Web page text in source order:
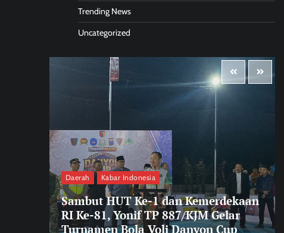
Trending News
Uncategorized
Daerah Kabar Indonesia
Sambut HUT Ke-1 dan Kemerdekaan
RI Ke-81, Yonif TP 887/KJM Gelar
Turnamen Bola Voli Danyon Cup